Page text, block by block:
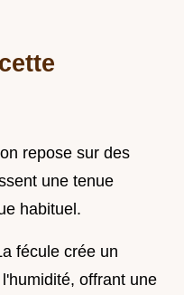
repose sur des
une tenue
habituel.
fécule crée un
offrant une